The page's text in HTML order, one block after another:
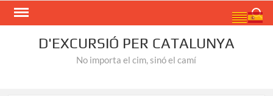
Skip
D'EXCURSIÓ PER CATALUNYA
No importa el cim, sinó el camí